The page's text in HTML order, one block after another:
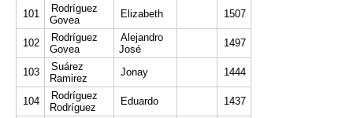
101
Rodríguez
Govea
Elizabeth 1507
102
Rodríguez
Govea
Alejandro
José
1497
103
Suárez
Ramirez
Jonay 1444
104
Rodríguez
Rodríguez
Eduardo
1437